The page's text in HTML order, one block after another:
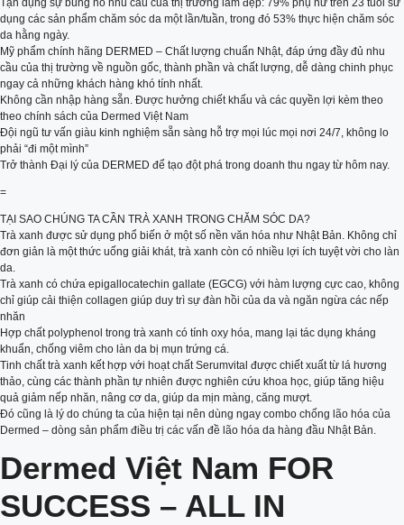
Tận dụng sự bùng nổ nhu cầu của thị trường làm đẹp: 79% phụ nữ trên 23 tuổi sử
dụng các sản phẩm chăm sóc da một lần/tuần, trong đó 53% thực hiện chăm sóc
da hằng ngày.
Mỹ phẩm chính hãng DERMED – Chất lượng chuẩn Nhật, đáp ứng đầy đủ nhu
cầu của thị trường về nguồn gốc, thành phần và chất lượng, dễ dàng chinh phục
ngay cả những khách hàng khó tính nhất.
Không cần nhập hàng sẵn. Được hưởng chiết khấu và các quyền lợi kèm theo
theo chính sách của Dermed Việt Nam
Đội ngũ tư vấn giàu kinh nghiệm sẵn sàng hỗ trợ mọi lúc mọi nơi 24/7, không lo
phải “đi một mình”
Trở thành Đại lý của DERMED để tạo đột phá trong doanh thu ngay từ hôm nay.
=
TẠI SAO CHÚNG TA CẦN TRÀ XANH TRONG CHĂM SÓC DA?
Trà xanh được sử dụng phổ biến ở một số nền văn hóa như Nhật Bản. Không chỉ
đơn giản là một thức uống giải khát, trà xanh còn có nhiều lợi ích tuyệt vời cho làn
da.
Trà xanh có chứa epigallocatechin gallate (EGCG) với hàm lượng cực cao, không
chỉ giúp cải thiện collagen giúp duy trì sự đàn hồi của da và ngăn ngừa các nếp
nhăn
Hợp chất polyphenol trong trà xanh có tính oxy hóa, mang lại tác dụng kháng
khuẩn, chống viêm cho làn da bị mụn trứng cá.
Tinh chất trà xanh kết hợp với hoạt chất Serumvital được chiết xuất từ lá hương
thảo, cùng các thành phần tự nhiên được nghiên cứu khoa học, giúp tăng hiệu
quả giảm nếp nhăn, nâng cơ da, giúp da mịn màng, căng mượt.
Đó cũng là lý do chúng ta của hiện tại nên dùng ngay combo chống lão hóa của
Dermed – dòng sản phẩm điều trị các vấn đề lão hóa da hàng đầu Nhật Bản.
Dermed Việt Nam FOR
SUCCESS – ALL IN